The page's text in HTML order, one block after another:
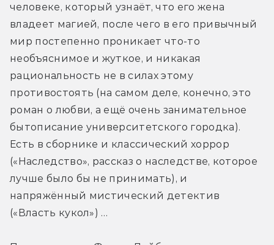
человеке, который узнаёт, что его жена
владеет магией, после чего в его привычный
мир постепенно проникает что-то
необъяснимое и жуткое, и никакая
рациональность не в силах этому
противостоять (на самом деле, конечно, это
роман о любви, а ещё очень занимательное
бытописание университетского городка).
Есть в сборнике и классический хоррор
(«Наследство», рассказ о наследстве, которое
лучше было бы не принимать), и
напряжённый мистический детектив
(«Власть кукол») …